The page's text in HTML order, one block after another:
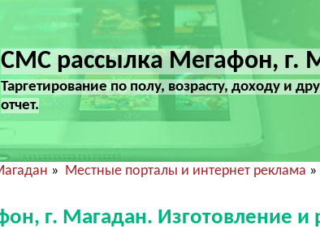
СМС рассылка Мегафон, г.
Таргетирование по полу, возрасту, доходу и
отчет.
» Местные порталы и интернет реклама
г. Магадан. Изготовление